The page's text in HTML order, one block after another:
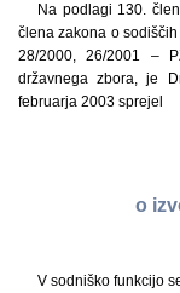
Na podlagi 130.
člena zakona o
28/2000, 26/2001 –
državnega zbora, je
februarja 2003 sprejel
o
V sodniško funkcijo